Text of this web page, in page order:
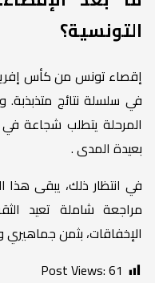
التونسية؟
إقصاء تونس من كأس
في سلسلة نتائج
المرحلة يتطلب شجاعة في
بعيدة المدى .
في انتظار ذلك، يبقى هذا
مراجعة شاملة تعيد
الإخفاقات، بثمن
Post Views:61